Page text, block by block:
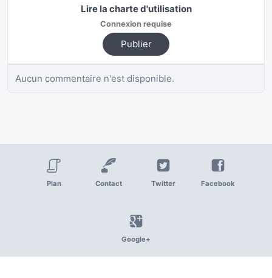
Lire la charte d'utilisation
Connexion requise
Publier
Aucun commentaire n'est disponible.
Plan Contact Twitter Facebook
Google+